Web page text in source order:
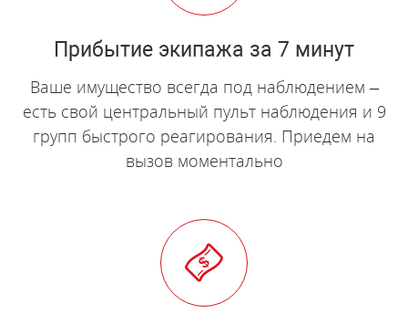
Прибытие экипажа за 7 минут
Ваше имущество всегда под наблюдением –
есть свой центральный пульт наблюдения и 9
групп быстрого реагирования. Приедем на
вызов моментально